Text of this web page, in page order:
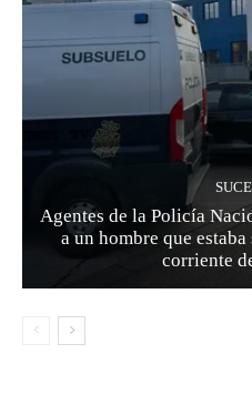
Agentes de la Policía
a un hombre que
corriente